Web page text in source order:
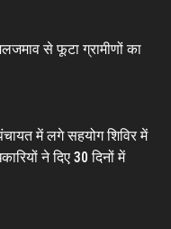
से फूटा ग्रामीणों का
में लगे सहयोग शिविर में
ने दिए 30 दिनों में